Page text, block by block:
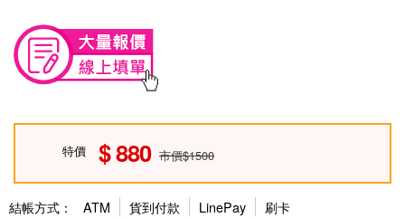
特價 880 市價$1500
結帳方式： ATM 貨到付款 LinePay 刷卡